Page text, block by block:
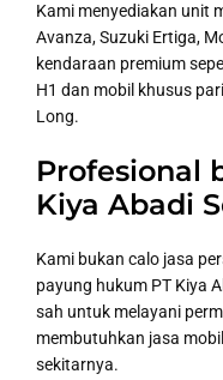
Kami menyediakan unit
Avanza, Suzuki Ertiga,
kendaraan premium
H1 dan mobil khusus
Long.
Profesional
Kiya Abadi
Kami bukan calo jasa
payung hukum PT Kiya
sah untuk melayani
membutuhkan jasa
sekitarnya.